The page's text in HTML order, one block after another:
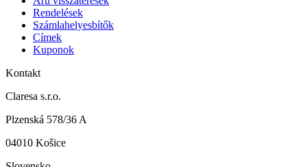
Rendelések
Számlahelyesbítők
Címek
Kuponok
Kontakt
Claresa s.r.o.
Plzenská 578/36 A
04010 Košice